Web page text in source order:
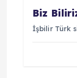
Biz
İşbilir Türk